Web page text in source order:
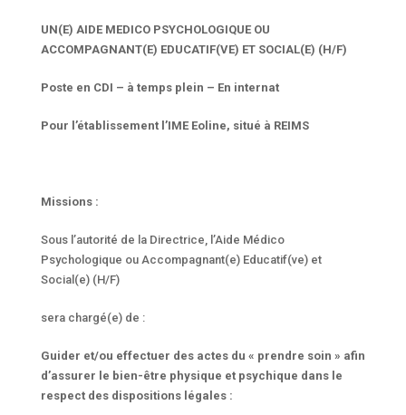
UN(E) AIDE MEDICO PSYCHOLOGIQUE OU
ACCOMPAGNANT(E) EDUCATIF(VE) ET SOCIAL(E) (H/F)
Poste en CDI – à temps plein – En internat
Pour l’établissement l’IME Eoline, situé à REIMS
Missions :
Sous l’autorité de la Directrice, l’Aide Médico
Psychologique ou Accompagnant(e) Educatif(ve) et
Social(e) (H/F)
sera chargé(e) de :
Guider et/ou effectuer des actes du « prendre soin » afin
d’assurer le bien-être physique et psychique dans le
respect des dispositions légales :